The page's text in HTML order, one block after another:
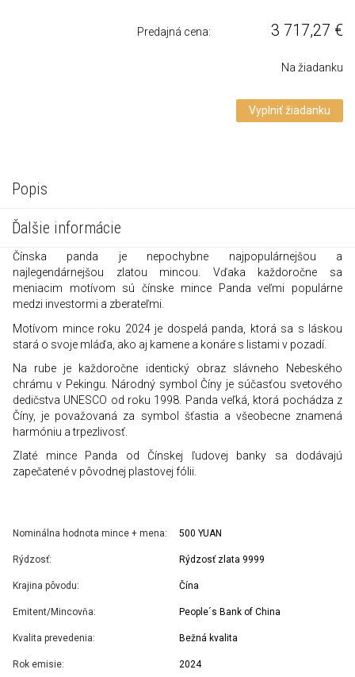
Predajná cena: 3 717,27 €
Na žiadanku
Vyplniť žiadanku
Popis
Ďalšie informácie
Čínska panda je nepochybne najpopulárnejšou a
najlegendárnejšou zlatou mincou. Vďaka každoročne sa
meniacim motívom sú čínske mince Panda veľmi populárne
medzi investormi a zberateľmi.
Motívom mince roku 2024 je dospelá panda, ktorá sa s láskou
stará o svoje mláďa, ako aj kamene a konáre s listami v pozadí.
Na rube je každoročne identický obraz slávneho Nebeského
chrámu v Pekingu. Národný symbol Číny je súčasťou svetového
dedičstva UNESCO od roku 1998. Panda veľká, ktorá pochádza z
Číny, je považovaná za symbol šťastia a všeobecne znamená
harmóniu a trpezlivosť.
Zlaté mince Panda od Čínskej ľudovej banky sa dodávajú
zapečatené v pôvodnej plastovej fólii.
Nominálna hodnota mince + mena: 500 YUAN
Rýdzosť: Rýdzosť zlata 9999
Krajina pôvodu: Čína
Emitent/Mincovňa: People´s Bank of China
Kvalita prevedenia: Bežná kvalita
Rok emisie: 2024